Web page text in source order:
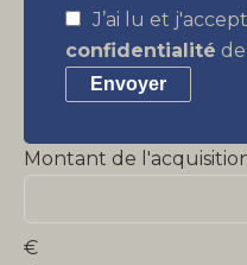
J’ai lu et
confidentialité
Envoyer
Montant de
€